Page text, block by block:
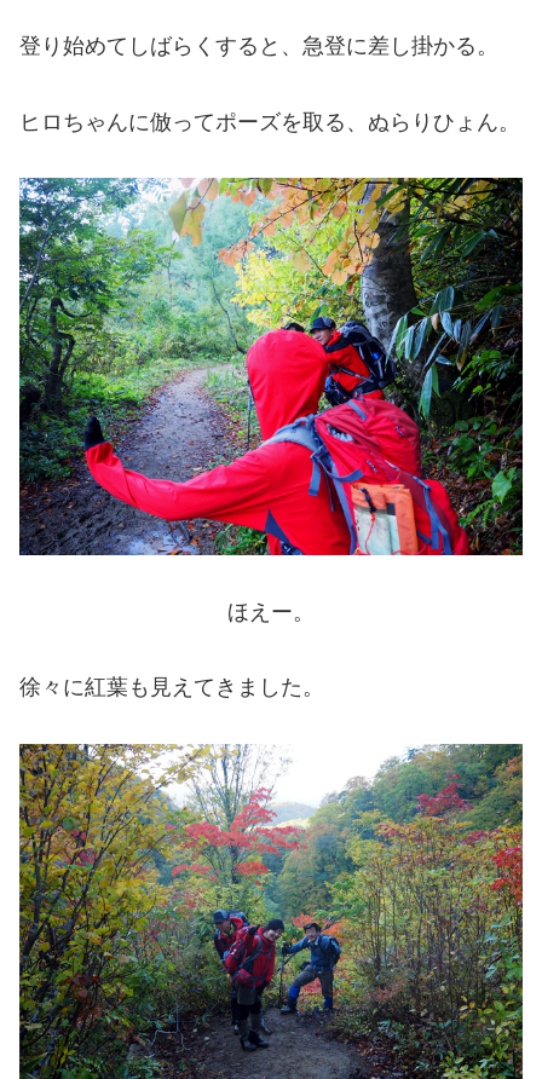
登り始めてしばらくすると、急登に差し掛かる。
ヒロちゃんに倣ってポーズを取る、ぬらりひょん。
ほえー。
徐々に紅葉も見えてきました。